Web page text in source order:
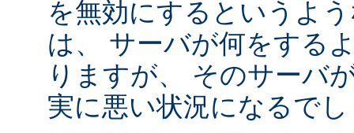
を無効にするというよ
は、 サーバが何をする
りますが、 そのサーバ
実に悪い状況になるで